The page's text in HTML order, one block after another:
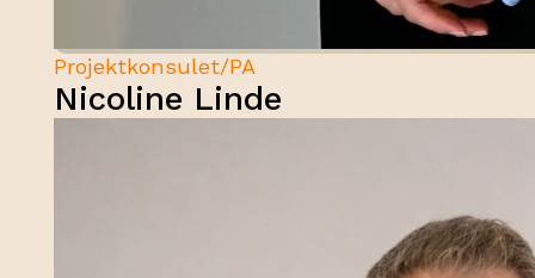
Projektkonsulet/PA
Nicoline Linde